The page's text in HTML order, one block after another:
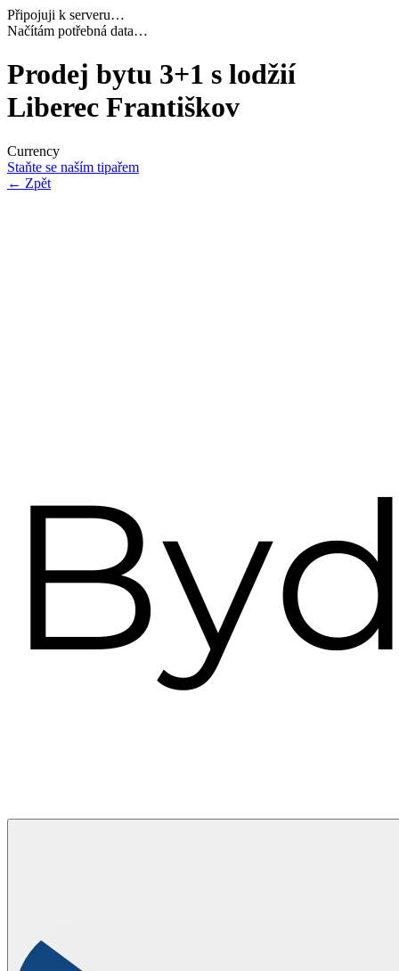
Připojuji k serveru…
Dokončuji inicializaci…
Prodej bytu 3+1 s lodžií
Liberec Františkov
Currency
Staňte se naším tipařem
← Zpět